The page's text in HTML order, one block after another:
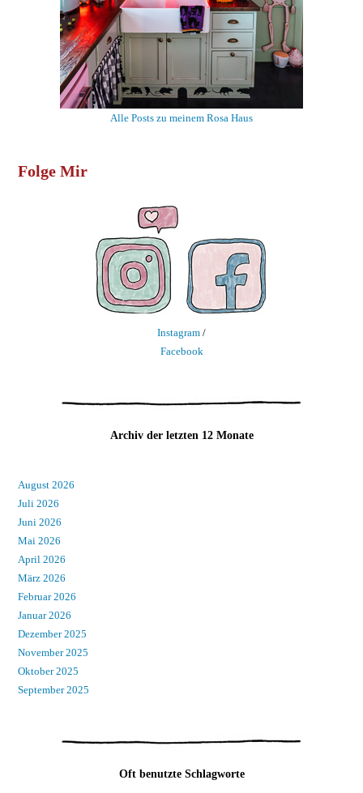
Alle Posts zu meinem Rosa Haus
Folge Mir
Instagram /
Facebook
Archiv der letzten 12 Monate
August 2026
Juli 2026
Juni 2026
Mai 2026
April 2026
März 2026
Februar 2026
Januar 2026
Dezember 2025
November 2025
Oktober 2025
September 2025
Oft benutzte Schlagworte